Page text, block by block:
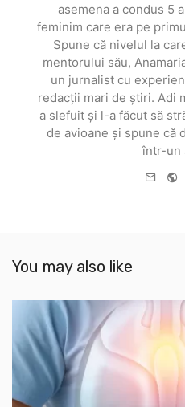
asemena a condus 5
feminim care era pe
Spune că nivelul la
mentorului său,
un jurnalist cu
redacții mari de știri. Adi
a slefuit și l-a făcut să
de avioane și spune că
într-un
e-
You may also like